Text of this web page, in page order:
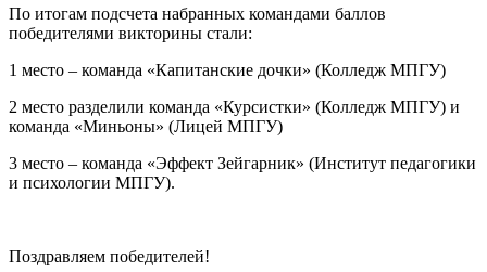
По итогам подсчета набранных командами баллов
победителями викторины стали:
1 место – команда «Капитанские дочки» (Колледж МПГУ)
2 место разделили команда «Курсистки» (Колледж МПГУ) и
команда «Миньоны» (Лицей МПГУ)
3 место – команда «Эффект Зейгарник» (Институт педагогики
и психологии МПГУ).
Поздравляем победителей!